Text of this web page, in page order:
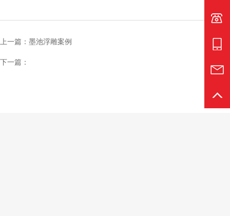
电话
邮箱
返回
上一篇：墨池浮雕案例
下一篇：